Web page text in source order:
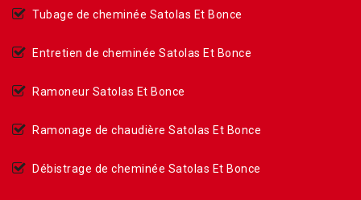
Tubage de cheminée Satolas Et Bonce
Entretien de cheminée Satolas Et Bonce
Ramoneur Satolas Et Bonce
Ramonage de chaudière Satolas Et Bonce
Débistrage de cheminée Satolas Et Bonce